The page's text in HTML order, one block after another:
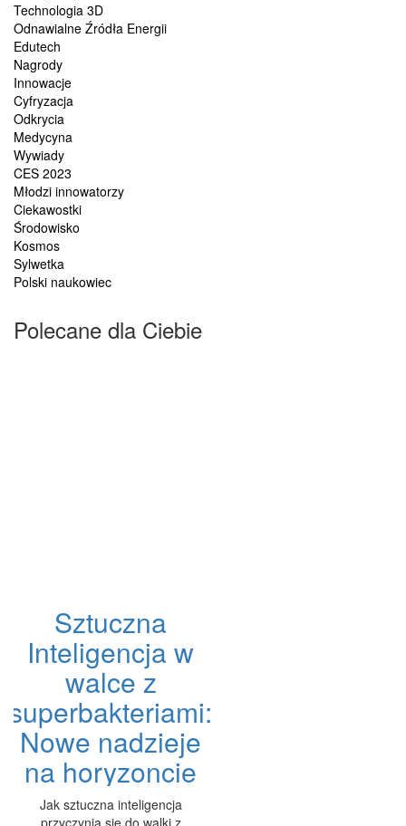
Technologia 3D
Odnawialne Źródła Energii
Edutech
Nagrody
Innowacje
Cyfryzacja
Odkrycia
Medycyna
Wywiady
CES 2023
Młodzi innowatorzy
Ciekawostki
Środowisko
Kosmos
Sylwetka
Polski naukowiec
Polecane dla Ciebie
Sztuczna
Inteligencja w
walce z
superbakteriami:
Nowe nadzieje
na horyzoncie
Jak sztuczna inteligencja
przyczynia się do walki z